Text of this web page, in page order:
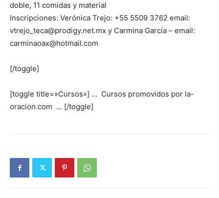
doble, 11 comidas y material
Inscripciones: Verónica Trejo: +55 5509 3762 email:
vtrejo_teca@prodigy.net.mx y Carmina García – email:
carminaoax@hotmail.com
[/toggle]
[toggle title=»Cursos»] … Cursos promovidos por la-
oracion.com … [/toggle]